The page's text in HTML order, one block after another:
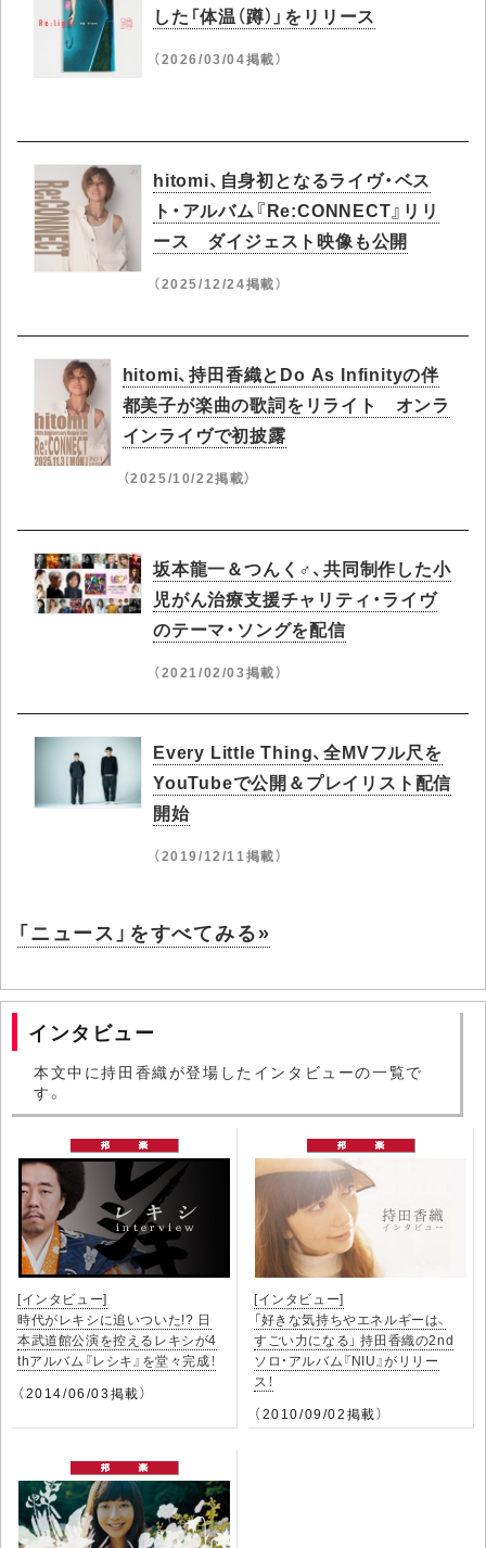
した「体温（蹲）」をリリース
（2026/03/04掲載）
hitomi、自身初となるライヴ・ベス
ト・アルバム『Re:CONNECT』リリ
ース ダイジェスト映像も公開
（2025/12/24掲載）
hitomi、持田香織とDo As Infinityの伴
都美子が楽曲の歌詞をリライト オンラ
インライヴで初披露
（2025/10/22掲載）
坂本龍一＆つんく♂、共同制作した小
児がん治療支援チャリティ・ライヴ
のテーマ・ソングを配信
（2021/02/03掲載）
Every Little Thing、全MVフル尺を
YouTubeで公開＆プレイリスト配信
開始
（2019/12/11掲載）
「ニュース」をすべてみる»
インタビュー
本文中に持田香織が登場したインタビューの一覧で
す。
[インタビュー]
時代がレキシに追いついた!? 日
本武道館公演を控えるレキシが4
thアルバム『レシキ』を堂々完成！
（2014/06/03掲載）
[インタビュー]
「好きな気持ちやエネルギーは、
すごい力になる」 持田香織の2nd
ソロ・アルバム『NIU』がリリー
ス！
（2010/09/02掲載）